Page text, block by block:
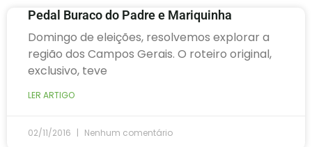
Pedal Buraco do Padre e Mariquinha
Domingo de eleições, resolvemos explorar a
região dos Campos Gerais. O roteiro original,
exclusivo, teve
LER ARTIGO
02/11/2016 Nenhum comentário